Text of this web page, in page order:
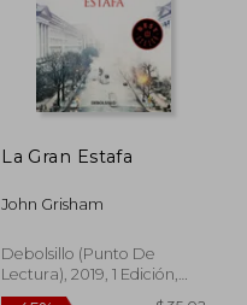
La Gran Estafa
John Grisham
Debolsillo (Punto De
Lectura), 2019, 1 Edición,
Tapa Blanda, Nuevo